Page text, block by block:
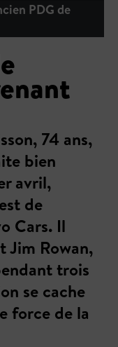
PDG de
74 ans,
bien
avril,
de
Cars. Il
Jim Rowan,
trois
se cache
force de la